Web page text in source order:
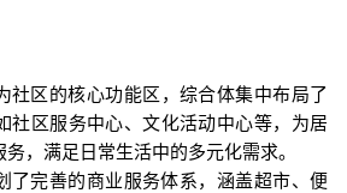
社区的核心功能区，综合体集中布局了
社区服务中心、文化活动中心等， 为居
，满足日常生活中的多元化需求。
了完善的商业服务体系，涵盖超市、便